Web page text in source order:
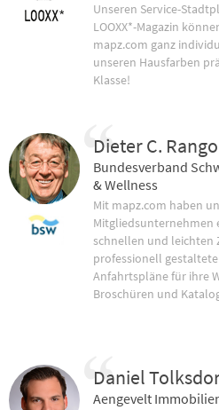
Unseren Service-
LOOXX*-Magazin
mapz.com ganz
unseren Hausfarben
Klasse!
Dieter C.
Bundesverband
& Wellness
Mit mapz.com haben
Mitgliedsunternehmen
schnellen und leichten
professionell gestaltete
Anfahrtspläne für ihre
Broschüren und
Daniel
Aengevelt